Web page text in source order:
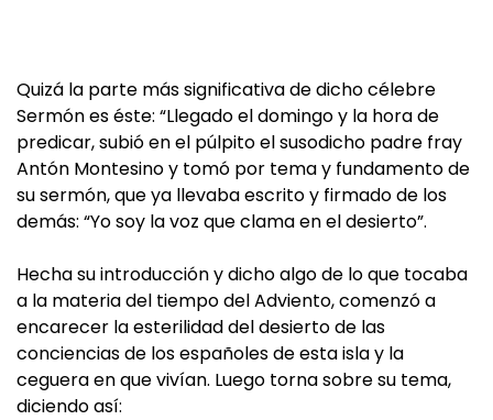
Quizá la parte más significativa de dicho célebre
Sermón es éste: “Llegado el domingo y la hora de
predicar, subió en el púlpito el susodicho padre fray
Antón Montesino y tomó por tema y fundamento de
su sermón, que ya llevaba escrito y firmado de los
demás: “Yo soy la voz que clama en el desierto”.
Hecha su introducción y dicho algo de lo que tocaba
a la materia del tiempo del Adviento, comenzó a
encarecer la esterilidad del desierto de las
conciencias de los españoles de esta isla y la
ceguera en que vivían. Luego torna sobre su tema,
diciendo así: